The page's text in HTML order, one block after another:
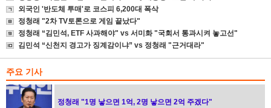
외국인 '반도체 투매'로 코스피 6,200대 폭삭
정청래 "2차 TV토론으로 게임 끝났다"
정청래 “김민석, ETF 사과해야" vs 서미화 "국회서 통과시켜 놓고선"
김민석 “신천지 경고가 징계감이냐” vs 정청래 "근거대라"
주요 기사
정청래 "1명 낳으면 1억, 2명 낳으면 2억 주겠다"